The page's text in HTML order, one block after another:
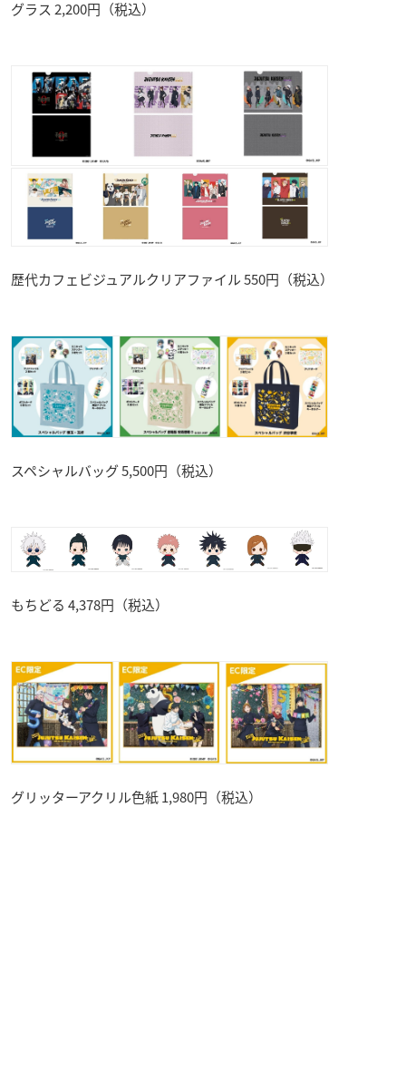
グラス 2,200円（税込）
歴代カフェビジュアルクリアファイル 550円（税込）
スペシャルバッグ 5,500円（税込）
もちどる 4,378円（税込）
グリッターアクリル色紙 1,980円（税込）